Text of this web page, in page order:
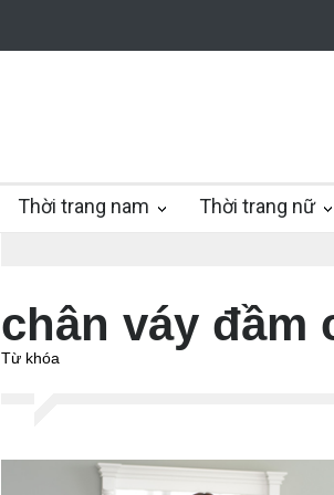
Thời trang nam Thời trang nữ
chân váy đầm
Từ khóa